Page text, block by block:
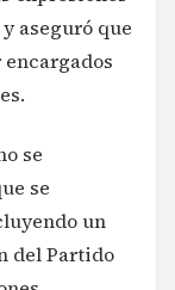
aseguró que
se
se
un
del Partido